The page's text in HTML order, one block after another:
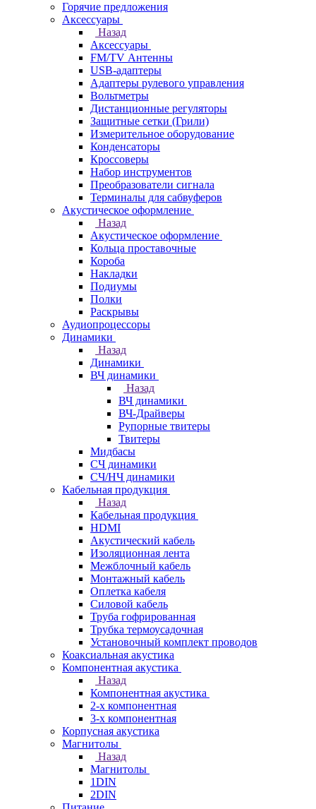
Горячие предложения
Аксессуары
Назад
Аксессуары
FM/TV Антенны
USB-адаптеры
Адаптеры рулевого управления
Вольтметры
Дистанционные регуляторы
Защитные сетки (Грили)
Измерительное оборудование
Конденсаторы
Кроссоверы
Набор инструментов
Преобразователи сигнала
Терминалы для сабвуферов
Акустическое оформление
Назад
Акустическое оформление
Кольца проставочные
Короба
Накладки
Подиумы
Полки
Раскрывы
Аудиопроцессоры
Динамики
Назад
Динамики
ВЧ динамики
Назад
ВЧ динамики
ВЧ-Драйверы
Рупорные твитеры
Твитеры
Мидбасы
СЧ динамики
СЧ/НЧ динамики
Кабельная продукция
Назад
Кабельная продукция
HDMI
Акустический кабель
Изоляционная лента
Межблочный кабель
Монтажный кабель
Оплетка кабеля
Силовой кабель
Труба гофрированная
Трубка термоусадочная
Установочный комплект проводов
Коаксиальная акустика
Компонентная акустика
Назад
Компонентная акустика
2-х компонентная
3-х компонентная
Корпусная акустика
Магнитолы
Назад
Магнитолы
1DIN
2DIN